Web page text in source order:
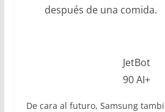
después de una comida.
JetBot
90 AI+
De cara al futuro, Samsung